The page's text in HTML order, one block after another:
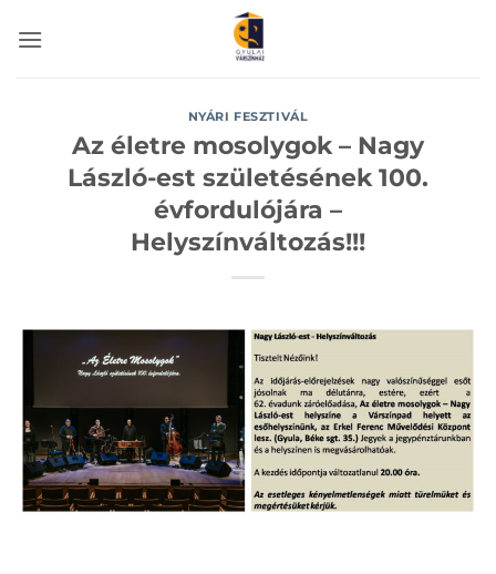
NYÁRI FESZTIVÁL
Az életre mosolygok – Nagy
László-est születésének 100.
évfordulójára –
Helyszínváltozás!!!